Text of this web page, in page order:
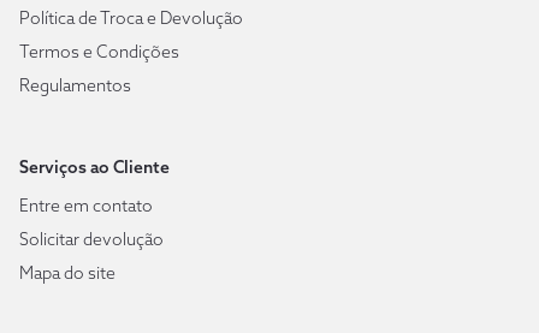
Política de Troca e Devolução
Termos e Condições
Regulamentos
Serviços ao Cliente
Entre em contato
Solicitar devolução
Mapa do site